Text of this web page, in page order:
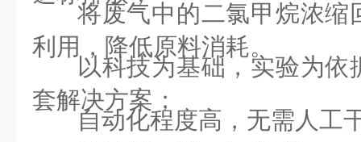
将废气中的二氯甲烷浓缩
利用，降低原料消耗。
以科技为基础，实验为
套解决方案；
自动化程度高，无需人工